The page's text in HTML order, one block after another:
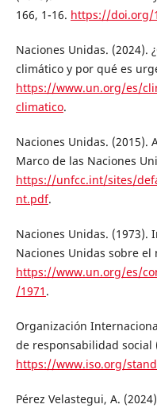
166, 1-16. https://doi.org/
Naciones Unidas. (2024).
climático y por qué es
https://www.un.org/es/
climatico.
Naciones Unidas. (2015).
Marco de las Naciones
https://unfcc.int/sites/
nt.pdf.
Naciones Unidas. (1973).
Naciones Unidas sobre el
https://www.un.org/es/
/1971 .
Organización
de responsabilidad social
https://www.iso.org/
Pérez Velastegui, A.